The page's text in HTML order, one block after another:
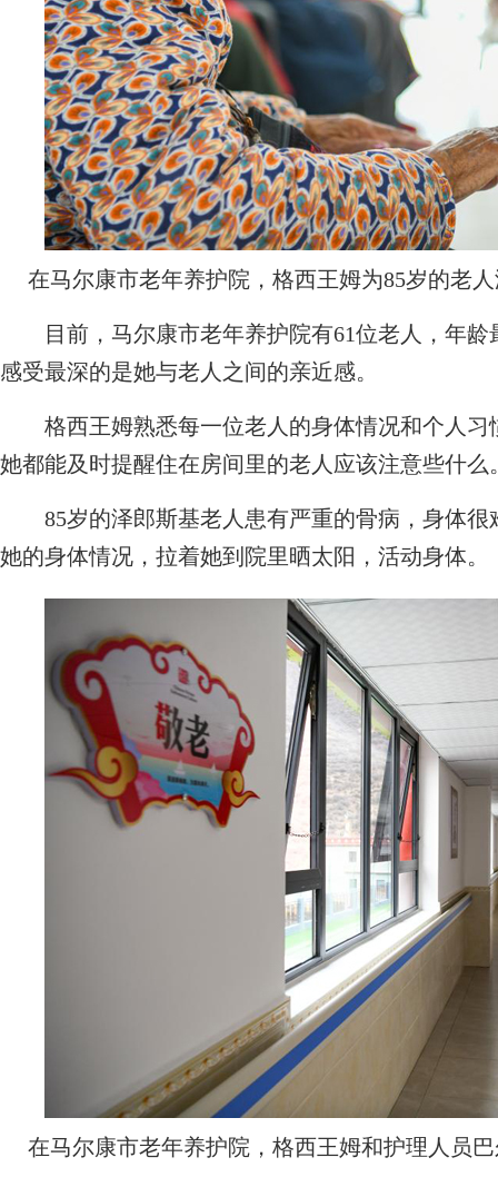
在马尔康市老年养护院，格西王姆为85岁的老
目前，马尔康市老年养护院有61位老人，年龄
感受最深的是她与老人之间的亲近感。
格西王姆熟悉每一位老人的身体情况和个人习
她都能及时提醒住在房间里的老人应该注意些什么
85岁的泽郎斯基老人患有严重的骨病，身体很
她的身体情况，拉着她到院里晒太阳，活动身体。
在马尔康市老年养护院，格西王姆和护理人员